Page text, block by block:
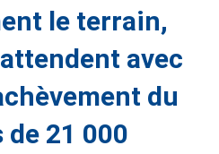
le terrain,
avec
du
21 000